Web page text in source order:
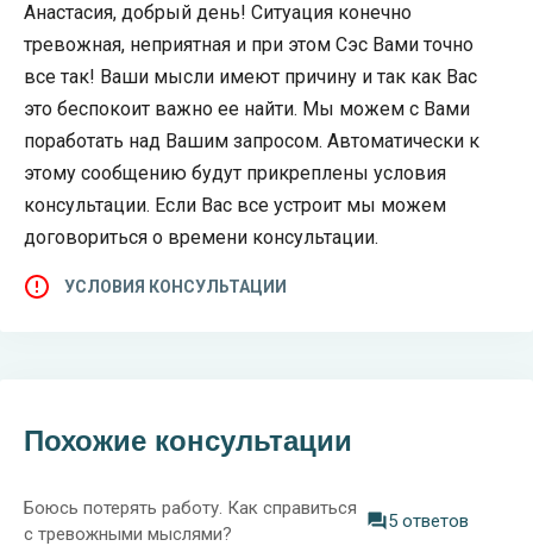
Анастасия, добрый день! Ситуация конечно
тревожная, неприятная и при этом Сэс Вами точно
все так! Ваши мысли имеют причину и так как Вас
это беспокоит важно ее найти. Мы можем с Вами
поработать над Вашим запросом. Автоматически к
этому сообщению будут прикреплены условия
консультации. Если Вас все устроит мы можем
договориться о времени консультации.
УСЛОВИЯ КОНСУЛЬТАЦИИ
Похожие консультации
Боюсь потерять работу. Как справиться
с тревожными мыслями?
5 ответов